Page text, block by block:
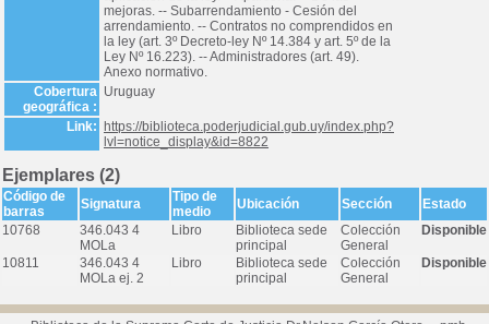
mejoras. -- Subarrendamiento - Cesión del
arrendamiento. -- Contratos no comprendidos en
la ley (art. 3º Decreto-ley Nº 14.384 y art. 5º de la
Ley Nº 16.223). -- Administradores (art. 49).
Anexo normativo.
Cobertura
geográfica :
Uruguay
Link:
https://biblioteca.poderjudicial.gub.uy/index.php?
lvl=notice_display&id=8822
Ejemplares (2)
Código de
barras
Signatura
Tipo de
medio
Ubicación Sección
Estado
10768
346.043 4
MOLa
Libro
Biblioteca sede
principal
Colección
General
Disponible
10811
346.043 4
MOLa ej. 2
Libro
Biblioteca sede
principal
Colección
General
Disponible